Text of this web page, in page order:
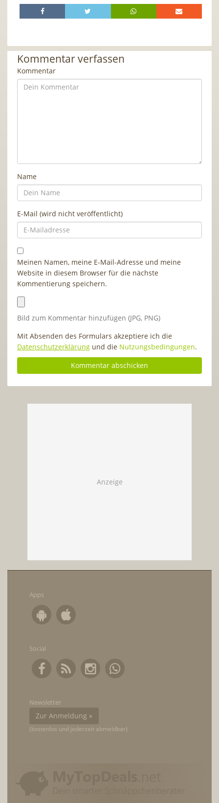
Kommentar verfassen
Kommentar
Name
E-Mail (wird nicht veröffentlicht)
Meinen Namen, meine E-Mail-Adresse und meine
Website in diesem Browser für die nächste
Kommentierung speichern.
Bild zum Kommentar hinzufügen (JPG, PNG)
Mit Absenden des Formulars akzeptiere ich die
Datenschutzerklärung und die Nutzungsbedingungen.
Apps
Social
Newsletter
Zur Anmeldung »
(kostenlos und jederzeit abmeldbar)